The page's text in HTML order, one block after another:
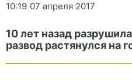
10:19 07 апреля 2017
10 лет назад
развод растянулся на